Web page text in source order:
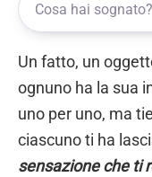
Un fatto, un
ognuno ha la sua
uno per uno, ma
ciascuno ti ha
sensazione che ti